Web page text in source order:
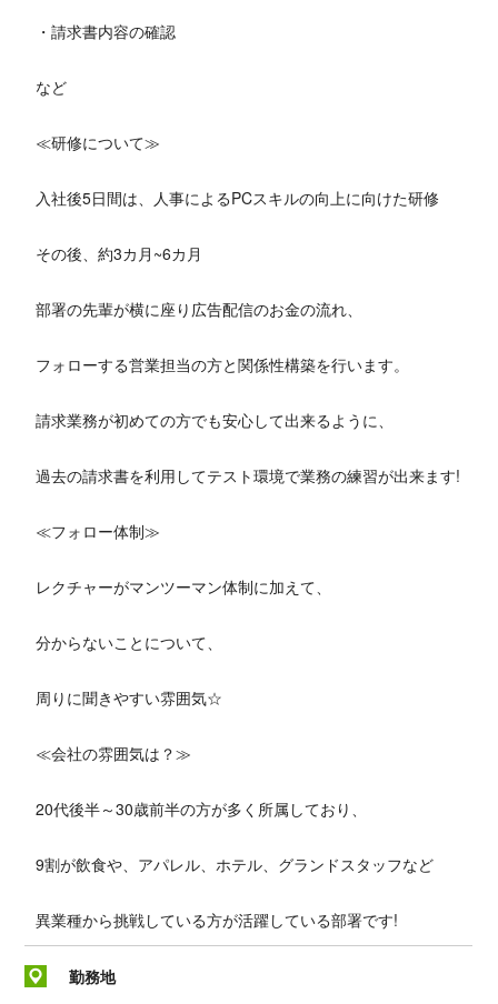
・請求書内容の確認
など
≪研修について≫
入社後5日間は、人事によるPCスキルの向上に向けた研修
その後、約3カ月~6カ月
部署の先輩が横に座り広告配信のお金の流れ、
フォローする営業担当の方と関係性構築を行います。
請求業務が初めての方でも安心して出来るように、
過去の請求書を利用してテスト環境で業務の練習が出来ます!
≪フォロー体制≫
レクチャーがマンツーマン体制に加えて、
分からないことについて、
周りに聞きやすい雰囲気☆
≪会社の雰囲気は？≫
20代後半～30歳前半の方が多く所属しており、
9割が飲食や、アパレル、ホテル、グランドスタッフなど
異業種から挑戦している方が活躍している部署です!
勤務地